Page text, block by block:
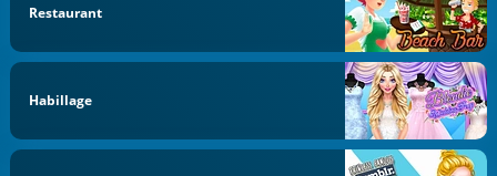
Restaurant
Habillage